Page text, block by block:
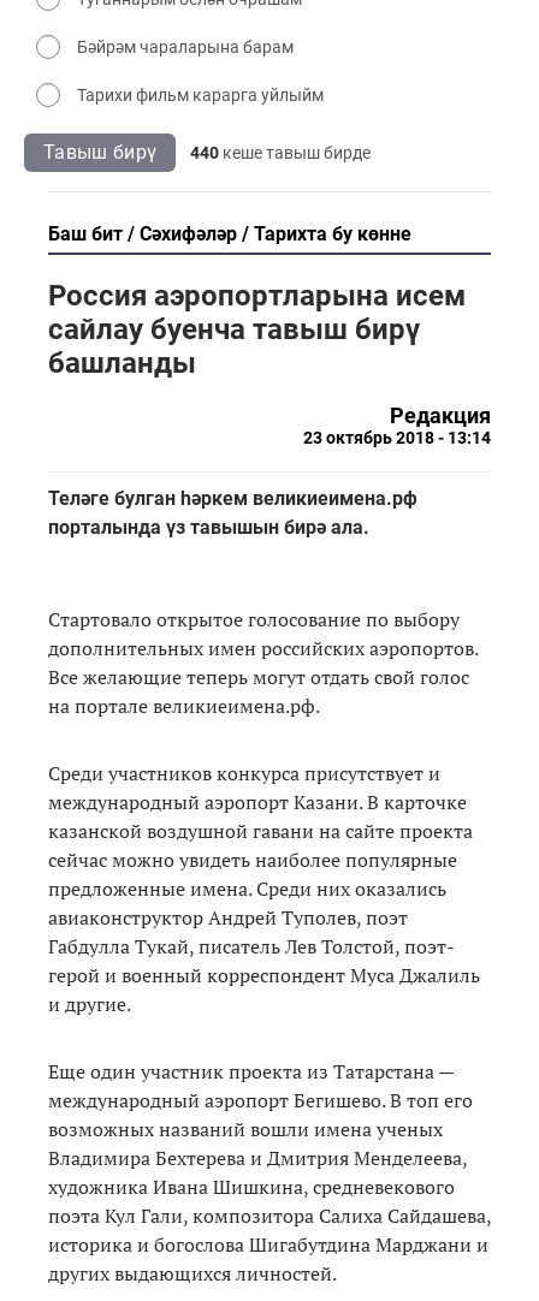
Бәйрәм чараларына барам
Тарихи фильм карарга уйлыйм
Тавыш бирү 440 кеше тавыш бирде
Баш бит Сәхифәләр Тарихта бу көнне
Россия аэропортларына исем
сайлау буенча тавыш бирү
башланды
Редакция
23 октябрь 2018 - 13:14
Теләге булган һәркем великиеимена.рф
порталында үз тавышын бирә ала.
Стартовало открытое голосование по выбору
дополнительных имен российских аэропортов.
Все желающие теперь могут отдать свой голос
на портале великиеимена.рф.
Среди участников конкурса присутствует и
международный аэропорт Казани. В карточке
казанской воздушной гавани на сайте проекта
сейчас можно увидеть наиболее популярные
предложенные имена. Среди них оказались
авиаконструктор Андрей Туполев, поэт
Габдулла Тукай, писатель Лев Толстой, поэт-
герой и военный корреспондент Муса Джалиль
и другие.
Еще один участник проекта из Татарстана —
международный аэропорт Бегишево. В топ его
возможных названий вошли имена ученых
Владимира Бехтерева и Дмитрия Менделеева,
художника Ивана Шишкина, средневекового
поэта Кул Гали, композитора Салиха Сайдашева,
историка и богослова Шигабутдина Марджани и
других выдающихся личностей.